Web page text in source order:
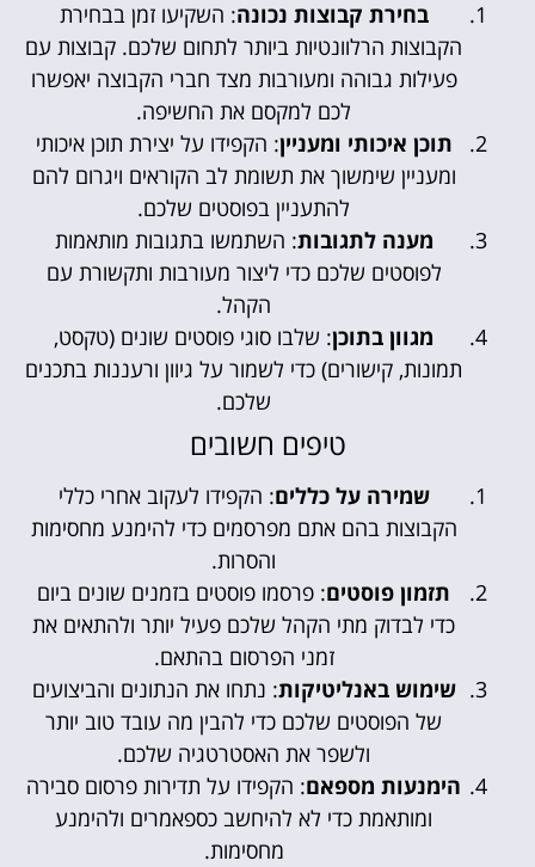
בחירת קבוצות נכונה: השקיעו זמן בבחירת
הקבוצות הרלוונטיות ביותר לתחום שלכם. קבוצות עם
פעילות גבוהה ומעורבות מצד חברי הקבוצה יאפשרו
לכם למקסם את החשיפה.
תוכן איכותי ומעניין: הקפידו על יצירת תוכן איכותי
ומעניין שימשוך את תשומת לב הקוראים ויגרום להם
להתעניין בפוסטים שלכם.
מענה לתגובות: השתמשו בתגובות מותאמות
לפוסטים שלכם כדי ליצור מעורבות ותקשורת עם
הקהל.
מגוון בתוכן: שלבו סוגי פוסטים שונים (טקסט,
תמונות, קישורים) כדי לשמור על גיוון ורעננות בתכנים
שלכם.
טיפים חשובים
שמירה על כללים: הקפידו לעקוב אחרי כללי
הקבוצות בהם אתם מפרסמים כדי להימנע מחסימות
והסרות.
תזמון פוסטים: פרסמו פוסטים בזמנים שונים ביום
כדי לבדוק מתי הקהל שלכם פעיל יותר ולהתאים את
זמני הפרסום בהתאם.
שימוש באנליטיקות: נתחו את הנתונים והביצועים
של הפוסטים שלכם כדי להבין מה עובד טוב יותר
ולשפר את האסטרטגיה שלכם.
הימנעות מספאם: הקפידו על תדירות פרסום סבירה
ומותאמת כדי לא להיחשב כספאמרים ולהימנע
מחסימות.